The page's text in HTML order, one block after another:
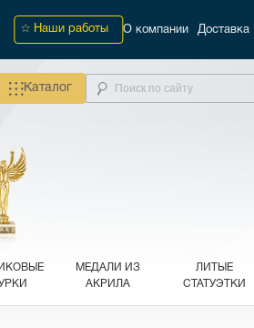
Наши работы О компании Доставка
Каталог
МЕДАЛИ ИЗ
АКРИЛА
ЛИТЫЕ
СТАТУЭТКИ